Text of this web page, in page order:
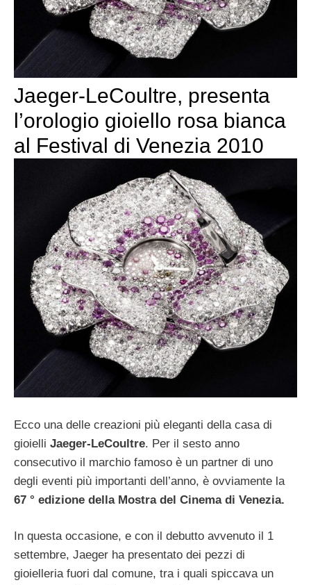
Jaeger-LeCoultre, presenta
l’orologio gioiello rosa bianca
al Festival di Venezia 2010
Ecco una delle creazioni più eleganti della casa di
gioielli Jaeger-LeCoultre. Per il sesto anno
consecutivo il marchio famoso è un partner di uno
degli eventi più importanti dell’anno, è ovviamente la
67 ° edizione della Mostra del Cinema di Venezia.
In questa occasione, e con il debutto avvenuto il 1
settembre, Jaeger ha presentato dei pezzi di
gioielleria fuori dal comune, tra i quali spiccava un